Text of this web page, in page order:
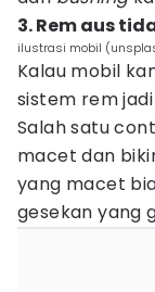
3. Rem aus
ilustrasi mobil
Kalau mobil
sistem rem
Salah satu
macet dan
yang macet
gesekan yang